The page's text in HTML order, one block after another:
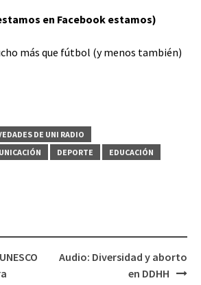
en Facebook estamos)
más que fútbol (y menos también)
DE UNI RADIO
DEPORTE
EDUCACIÓN
Audio: Diversidad y aborto
en DDHH